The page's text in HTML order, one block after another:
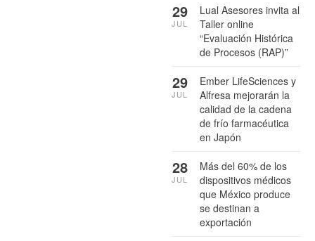
Lual Asesores invita al
Taller online
“Evaluación Histórica
de Procesos (RAP)”
29
JUL
Ember LifeSciences y
Alfresa mejorarán la
calidad de la cadena
de frío farmacéutica
en Japón
29
JUL
Más del 60% de los
dispositivos médicos
que México produce
se destinan a
exportación
28
JUL